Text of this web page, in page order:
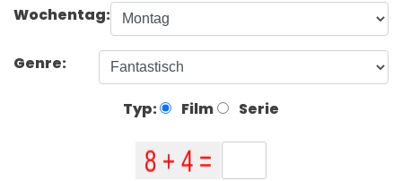
Wochentag:
Genre:
Typ: Film Serie